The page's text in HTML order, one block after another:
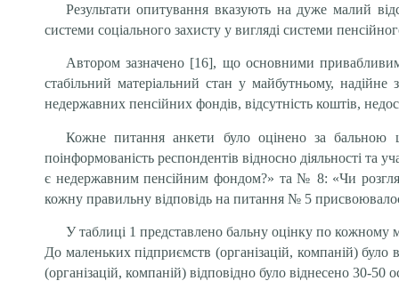
Результати опитування вказують на дуже малий
системи соціального захисту у вигляді системи
Автором зазначено [16], що основними
стабільний матеріальний стан у майбутньому,
недержавних пенсійних фондів, відсутність коштів,
Кожне питання анкети було оцінено за бальною
поінформованість респондентів відносно діяльності
є недержавним пенсійним фондом?» та № 8: «Чи
кожну правильну відповідь на питання № 5
У таблиці 1 представлено бальну оцінку по кожному
До маленьких підприємств (організацій, компаній) було
(організацій, компаній) відповідно було віднесено 30-50